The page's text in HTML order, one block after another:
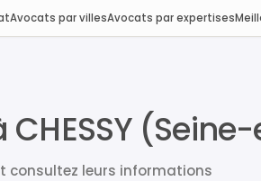
Avocats par villesAvocats par expertises
consultez leurs informations